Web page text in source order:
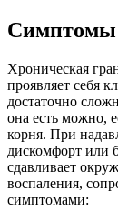
Симптомы
Хроническая
проявляет себя
достаточно
она есть можно,
корня. При
дискомфорт или
сдавливает
воспаления,
симптомами: